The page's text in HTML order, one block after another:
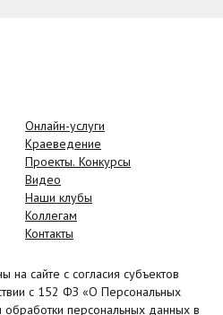
Онлайн-услуги
Краеведение
Проекты. Конкурсы
Видео
Наши клубы
Коллегам
Контакты
сайте с согласия субъектов
с 152 ФЗ «О Персональных
персональных данных в